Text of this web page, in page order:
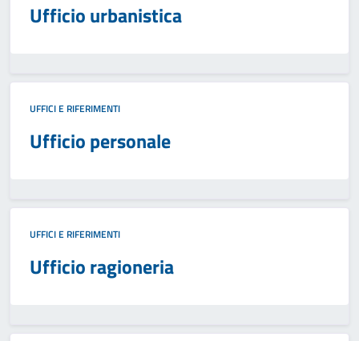
Ufficio urbanistica
UFFICI E RIFERIMENTI
Ufficio personale
UFFICI E RIFERIMENTI
Ufficio ragioneria